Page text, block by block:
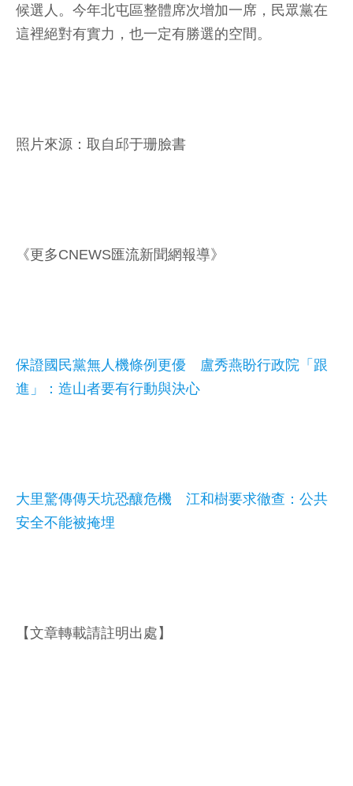
候選人。今年北屯區整體席次增加一席，民眾黨在
這裡絕對有實力，也一定有勝選的空間。
照片來源：取自邱于珊臉書
《更多CNEWS匯流新聞網報導》
保證國民黨無人機條例更優 盧秀燕盼行政院「跟
進」：造山者要有行動與決心
大里驚傳傳天坑恐釀危機 江和樹要求徹查：公共
安全不能被掩埋
【文章轉載請註明出處】